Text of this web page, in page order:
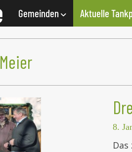
Gemeinden Aktuelle
Meier
8.